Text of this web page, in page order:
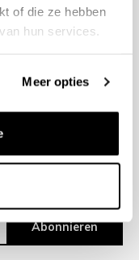
of die ze hebben
hun services.
Meer opties
Abonnieren